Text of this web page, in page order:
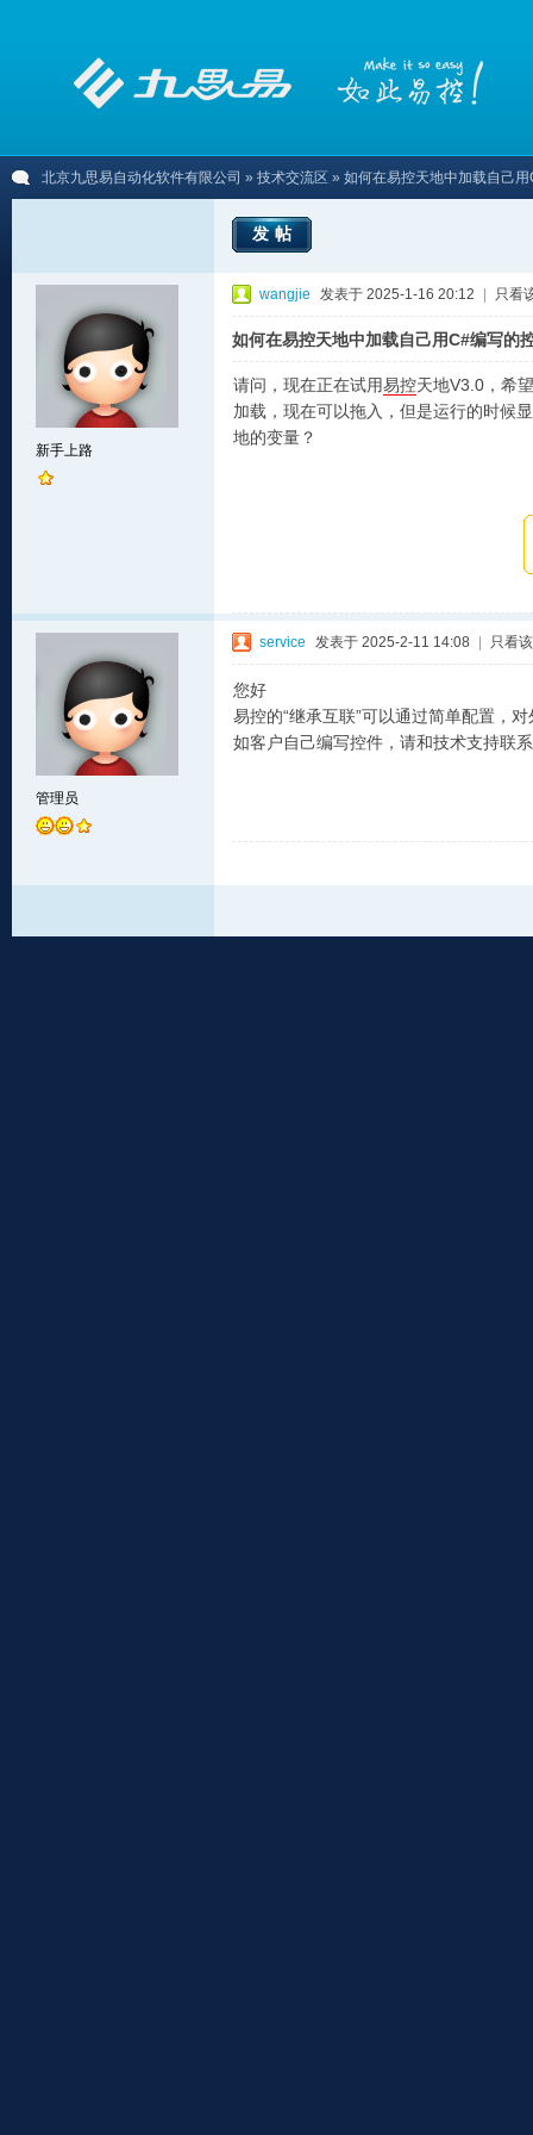
北京九思易自动化软件有限公司 » 技术交流区 » 如何在易控天地中加载自己
发帖
新手上路
wangjie 发表于 2025-1-16 20:12 只看
如何在易控天地中加载自己用C#编写的
请问，现在正在试用易控天地V3.0，希
加载，现在可以拖入，但是运行的时候
地的变量？
管理员
service 发表于 2025-2-11 14:08 只看
您好
易控的“继承互联”可以通过简单配置，
如客户自己编写控件，请和技术支持联